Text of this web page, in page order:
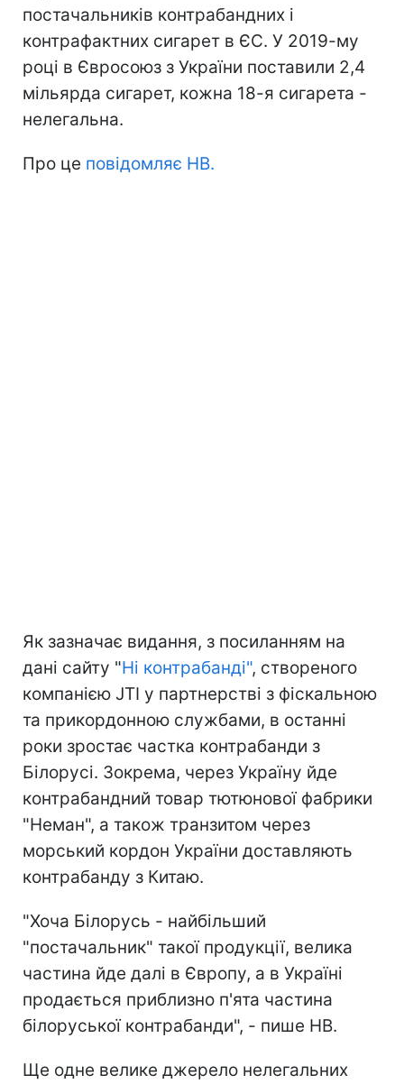
постачальників контрабандних і
контрафактних сигарет в ЄС. У 2019-му
році в Євросоюз з України поставили 2,4
мільярда сигарет, кожна 18-я сигарета -
нелегальна.
Про це повідомляє НВ.
Як зазначає видання, з посиланням на
дані сайту "Ні контрабанді", створеного
компанією JTI у партнерстві з фіскальною
та прикордонною службами, в останні
роки зростає частка контрабанди з
Білорусі. Зокрема, через Україну йде
контрабандний товар тютюнової фабрики
"Неман", а також транзитом через
морський кордон України доставляють
контрабанду з Китаю.
"Хоча Білорусь - найбільший
"постачальник" такої продукції, велика
частина йде далі в Європу, а в Україні
продається приблизно п'ята частина
білоруської контрабанди", - пише НВ.
Ще одне велике джерело нелегальних